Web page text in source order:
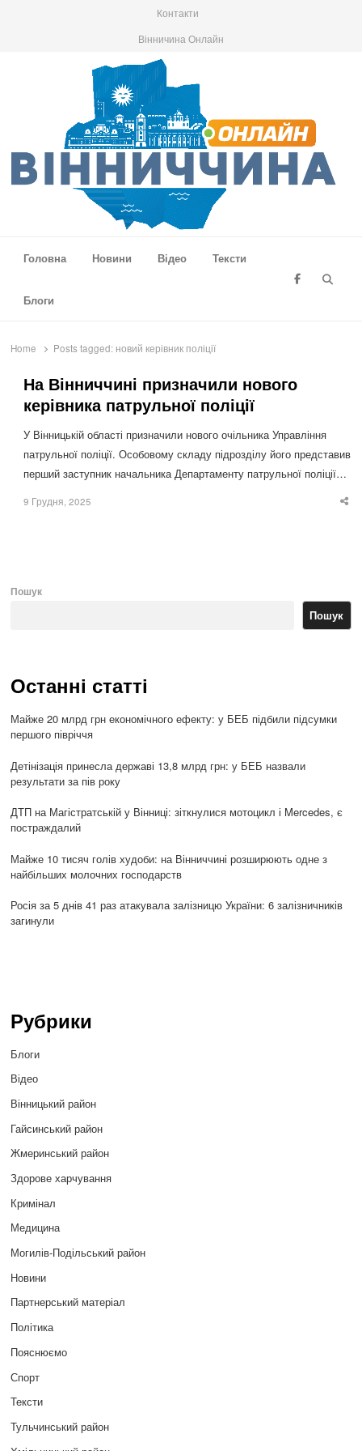
Контакти
Вінничина Онлайн
Головна
Новини Відео Тексти
Блоги
Home Posts tagged: новий керівник поліції
На Вінниччині призначили нового
керівника патрульної поліції
У Вінницькій області призначили нового очільника Управління
патрульної поліції. Особовому складу підрозділу його представив
перший заступник начальника Департаменту патрульної поліції…
9 Грудня, 2025
Пошук
Пошук
Останні статті
Майже 20 млрд грн економічного ефекту: у БЕБ підбили підсумки
першого півріччя
Детінізація принесла державі 13,8 млрд грн: у БЕБ назвали
результати за пів року
ДТП на Магістратській у Вінниці: зіткнулися мотоцикл і Mercedes, є
постраждалий
Майже 10 тисяч голів худоби: на Вінниччині розширюють одне з
найбільших молочних господарств
Росія за 5 днів 41 раз атакувала залізницю України: 6 залізничників
загинули
Рубрики
Блоги
Відео
Вінницький район
Гайсинський район
Жмеринський район
Здорове харчування
Кримінал
Медицина
Могилів-Подільський район
Новини
Партнерський матеріал
Політика
Пояснюємо
Спорт
Тексти
Тульчинський район